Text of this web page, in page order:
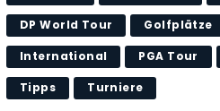
DP World Tour Golfplätze
International PGA Tour
Tipps Turniere